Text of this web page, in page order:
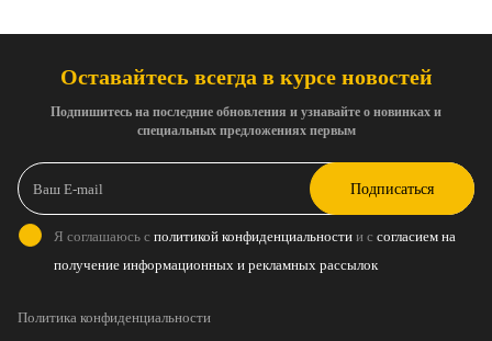
Оставайтесь всегда в курсе новостей
Подпишитесь на последние обновления и узнавайте о новинках и
специальных предложениях первым
Подписаться
Я соглашаюсь с политикой конфиденциальности и с согласием на
получение информационных и рекламных рассылок
Политика конфиденциальности